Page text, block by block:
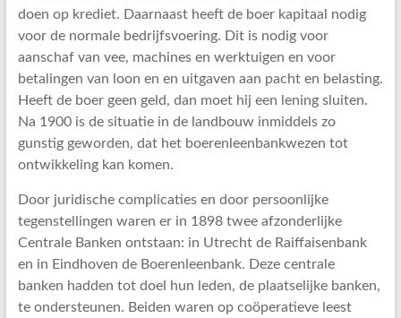
doen op krediet. Daarnaast heeft de boer kapitaal nodig
voor de normale bedrijfsvoering. Dit is nodig voor
aanschaf van vee, machines en werktuigen en voor
betalingen van loon en en uitgaven aan pacht en belasting.
Heeft de boer geen geld, dan moet hij een lening sluiten.
Na 1900 is de situatie in de landbouw inmiddels zo
gunstig geworden, dat het boerenleenbankwezen tot
ontwikkeling kan komen.
Door juridische complicaties en door persoonlijke
tegenstellingen waren er in 1898 twee afzonderlijke
Centrale Banken ontstaan: in Utrecht de Raiffaisenbank
en in Eindhoven de Boerenleenbank. Deze centrale
banken hadden tot doel hun leden, de plaatselijke banken,
te ondersteunen. Beiden waren op coöperatieve leest